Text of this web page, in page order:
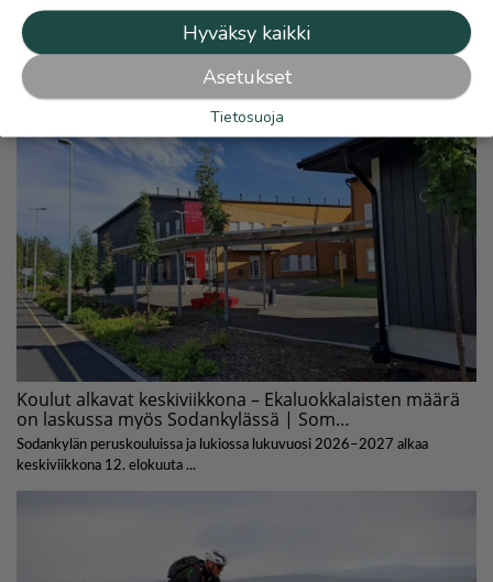
Hyväksy kaikki
Asetukset
Tietosuoja